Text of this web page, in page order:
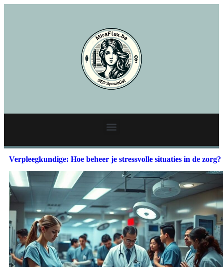
Verpleegkundige: Hoe beheer je stressvolle situaties in de zorg?